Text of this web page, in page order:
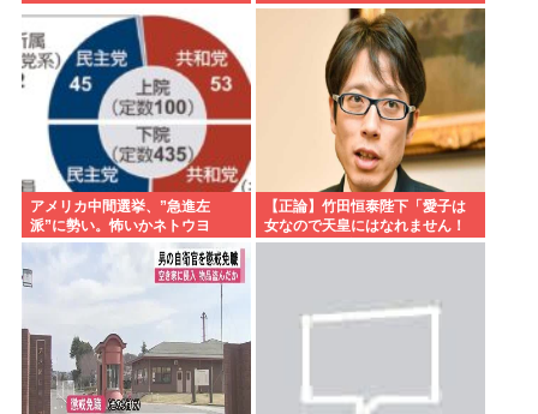
アメリカ中間選挙、”急進左
派”に勢い。怖いかネトウヨ
【正論】竹田恒泰陛下「愛子は
女なので天皇にはなれません！
SnowManに女の子が居たら